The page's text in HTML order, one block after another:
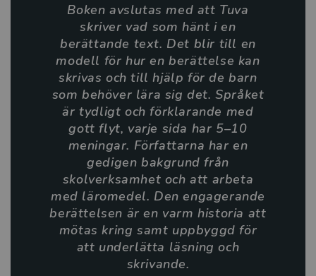
den tänkta läsarens ålder. Nypons böcker är indelade
i sex nivåer. Böckerna i serien Fixaren ligger på nivå 2
Boken avslutas med att Tuva
skriver vad som hänt i en
berättande text. Det blir till en
modell för hur en berättelse kan
skrivas och till hjälp för de barn
som behöver lära sig det. Språket
är tydligt och förklarande med
gott flyt, varje sida har 5–10
meningar. Författarna har en
gedigen bakgrund från
skolverksamhet och att arbeta
med läromedel. Den engagerande
berättelsen är en varm historia att
mötas kring samt uppbyggd för
att underlätta läsning och
skrivande.